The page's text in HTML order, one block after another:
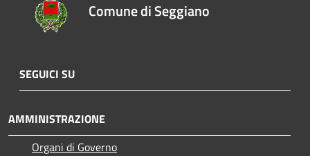
Comune di Seggiano
SEGUICI SU
AMMINISTRAZIONE
Organi di Governo